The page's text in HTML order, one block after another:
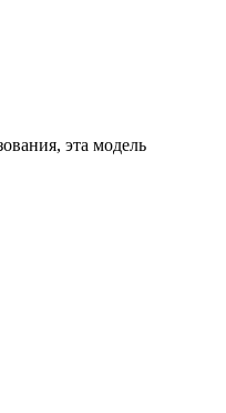
эта модель